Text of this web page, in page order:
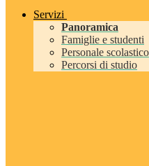
Servizi
Panoramica
Famiglie e studenti
Personale scolastico
Percorsi di studio